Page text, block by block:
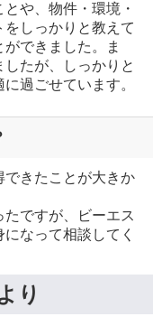
や、物件・環境・
しっかりと教えて
できました。ま
たが、しっかりと
過ごせています。
できたことが大きか
ですが、ビーエス
なって相談してく
り